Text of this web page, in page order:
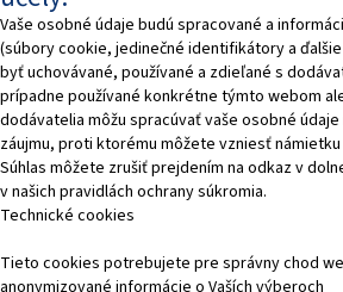
Vaše osobné údaje budú spracované a
(súbory cookie, jedinečné identifikátory a
byť uchovávané, používané a zdieľané s
prípadne používané konkrétne týmto webom
dodávatelia môžu spracúvať vaše osobné
záujmu, proti ktorému môžete vzniesť
Súhlas môžete zrušiť prejdením na odkaz v
v našich pravidlách ochrany súkromia.
Technické cookies
Tieto cookies potrebujete pre správny chod